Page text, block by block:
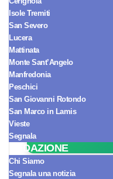
Isole Tremiti
San Severo
Lucera
Mattinata
Monte Sant’Angelo
Manfredonia
Peschici
San Giovanni Rotondo
San Marco in Lamis
Vieste
Segnala
REDAZIONE
Chi Siamo
Segnala una notizia
Seguici
arriva
[esi